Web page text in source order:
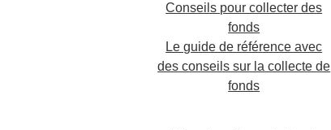
Conseils pour collecter des
fonds
Le guide de référence avec
des conseils sur la collecte de
fonds